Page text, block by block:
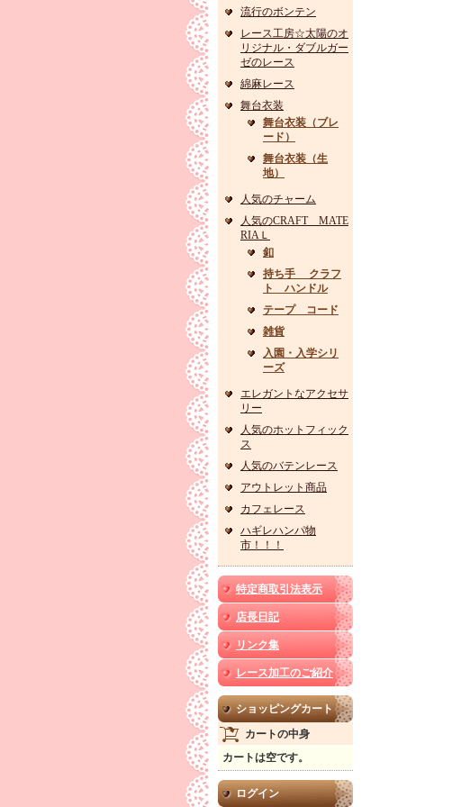
流行のボンテン
レース工房☆太陽のオ
リジナル・ダブルガー
ゼのレース
綿麻レース
舞台衣装
舞台衣装（ブレ
ード）
舞台衣装（生
地）
人気のチャーム
人気のCRAFT MATE
RIAＬ
釦
持ち手 クラフ
ト ハンドル
テープ コード
雑貨
入園・入学シリ
ーズ
エレガントなアクセサ
リー
人気のホットフィック
ス
人気のバテンレース
アウトレット商品
カフェレース
ハギレハンパ物
市！！！
特定商取引法表示
店長日記
リンク集
レース加工のご紹介
ショッピングカート
カートの中身
カートは空です。
ログイン